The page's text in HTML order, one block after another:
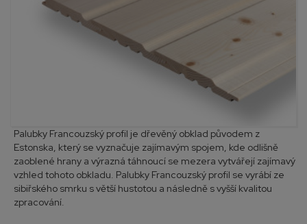
Palubky Francouzský profil je dřevěný obklad původem z
Estonska, který se vyznačuje zajímavým spojem, kde odlišně
zaoblené hrany a výrazná táhnoucí se mezera vytvářejí zajímavý
vzhled tohoto obkladu. Palubky Francouzský profil se vyrábí ze
sibiřského smrku s větší hustotou a následně s vyšší kvalitou
zpracování.